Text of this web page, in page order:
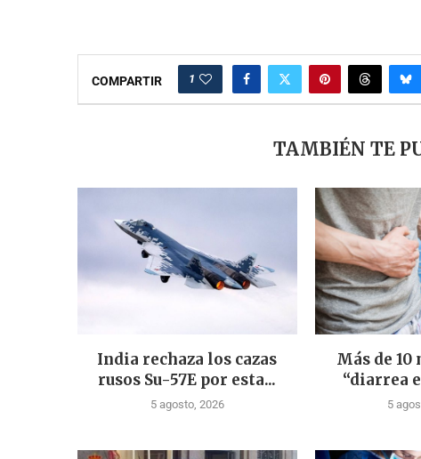
COMPARTIR 1
TAMBIÉN TE
India rechaza los cazas
rusos Su-57E por esta...
5 agosto, 2026
Más de 10
“diarrea
5